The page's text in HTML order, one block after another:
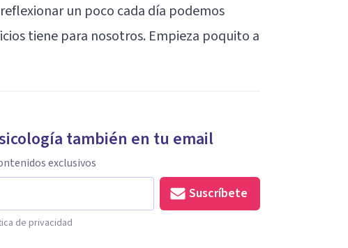
un poco cada día podemos
tiene para nosotros. Empieza poquito a
también en tu email
exclusivos
Suscríbete
de privacidad